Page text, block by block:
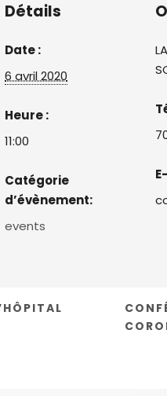
Détails
Date :
6 avril 2020
Heure :
11:00
Catégorie
d’évènement:
events